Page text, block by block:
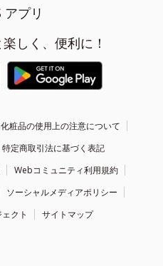
アプリ
しく、便利に！
化粧品の使用上の注意について
特定商取引法に基づく表記
Webコミュニティ利用規約
ソーシャルメディアポリシー
クト
サイトマップ